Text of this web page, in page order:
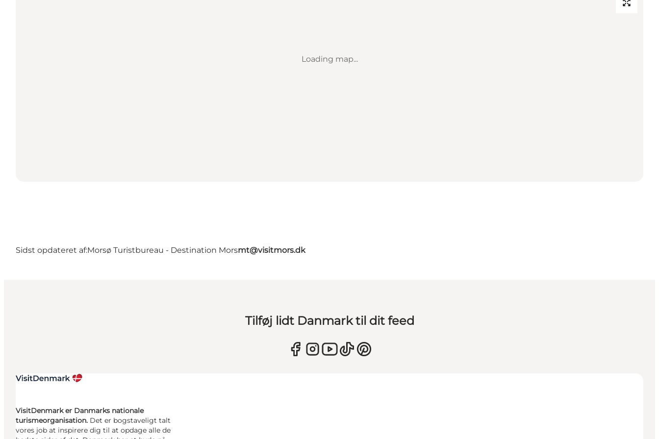
Loading map...
Sidst opdateret af:Morsø Turistbureau - Destination Morsmt@visitmors.dk
Tilføj lidt Danmark til dit feed
VisitDenmark er Danmarks nationale
turismeorganisation. Det er bogstaveligt talt
vores job at inspirere dig til at opdage alle de